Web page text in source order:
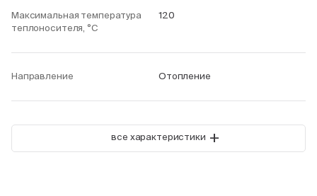
Максимальная температура
теплоносителя, °С
120
Направление Отопление
все характеристики +